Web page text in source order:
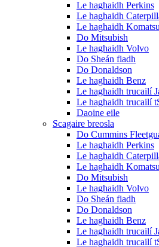
Le haghaidh Perkins
Le haghaidh
Le haghaidh Komatsu
Do Mitsubish
Le haghaidh Volvo
Do Sheán fiadh
Do Donaldson
Le haghaidh Benz
Le haghaidh trucailí
Le haghaidh trucailí
Daoine eile
Scagaire breosla
Do Cummins
Le haghaidh Perkins
Le haghaidh
Le haghaidh Komatsu
Do Mitsubish
Le haghaidh Volvo
Do Sheán fiadh
Do Donaldson
Le haghaidh Benz
Le haghaidh trucailí
Le haghaidh trucailí